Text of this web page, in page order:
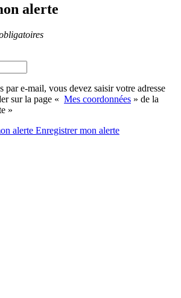
alerte
par e-mail, vous devez saisir votre adresse
sur la page « Mes coordonnées » de la
»
alerte Enregistrermon alerte